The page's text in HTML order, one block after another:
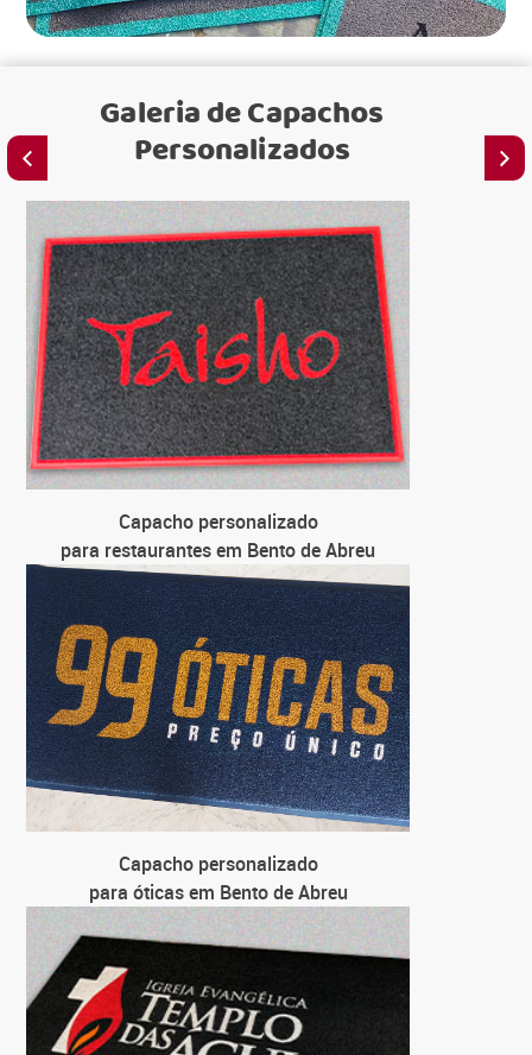
Galeria deCapachos
Personalizados
Capacho personalizado
para restaurantes em Bento de Abreu
Capacho personalizado
para óticas em Bento de Abreu